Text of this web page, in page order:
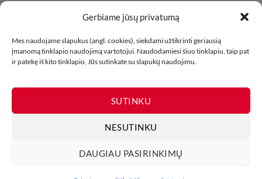
Gerbiame jūsų privatumą
Mes naudojame slapukus (angl. cookies), siekdami užtikrinti geriausią
įmanomą tinklapio naudojimą vartotojui. Naudodamiesi šiuo tinklapiu, taip pat
ir patekę iš kito tinklapio, Jūs sutinkate su slapukų naudojimu.
SUTINKU
NESUTINKU
DAUGIAU PASIRINKIMŲ
prieiga
Komentavimas išjungtasįraše
fejerverkų
parduotuvė
Klaipedoje!
01
Lap
Kaip fotografuoti fejerverkus
Komentavimas išjungtasįraše
fejerverkus
MŪSŲ PARDUOTUVĖS KONTAKTAI TINKLARAŠTIS